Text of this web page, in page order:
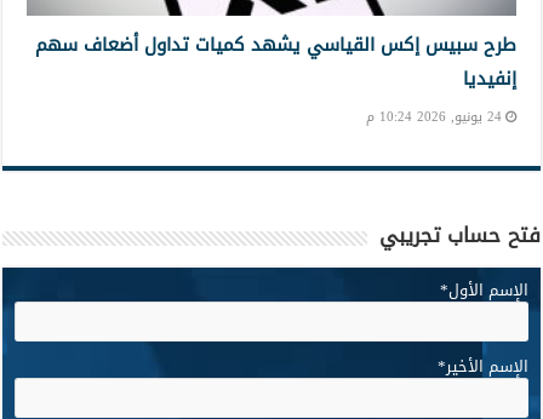
طرح سبيس إكس القياسي يشهد كميات تداول أضعاف سهم
إنفيديا
24 يونيو, 2026 10:24 م
فتح حساب تجريبي
الإسم الأول*
الإسم الأخير*